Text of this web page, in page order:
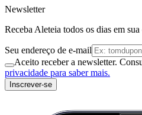
Newsletter
Receba Aleteia todos os dias em
Seu endereço de e-mail
Aceito receber a newsletter.
privacidade para saber mais.
Inscrever-se